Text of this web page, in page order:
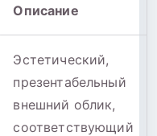
Описание
Эстетический,
презентабельный
внешний облик,
соответствующий